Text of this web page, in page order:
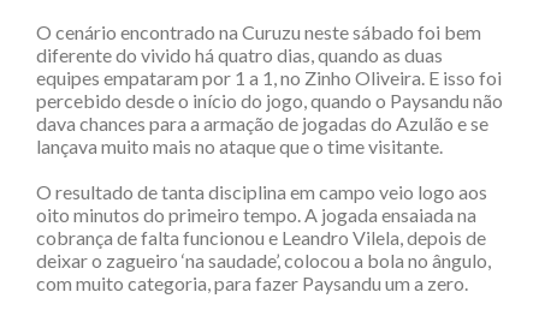
O cenário encontrado na Curuzu neste sábado foi bem
diferente do vivido há quatro dias, quando as duas
equipes empataram por 1 a 1, no Zinho Oliveira. E isso foi
percebido desde o início do jogo, quando o Paysandu não
dava chances para a armação de jogadas do Azulão e se
lançava muito mais no ataque que o time visitante.
O resultado de tanta disciplina em campo veio logo aos
oito minutos do primeiro tempo. A jogada ensaiada na
cobrança de falta funcionou e Leandro Vilela, depois de
deixar o zagueiro ‘na saudade’, colocou a bola no ângulo,
com muito categoria, para fazer Paysandu um a zero.